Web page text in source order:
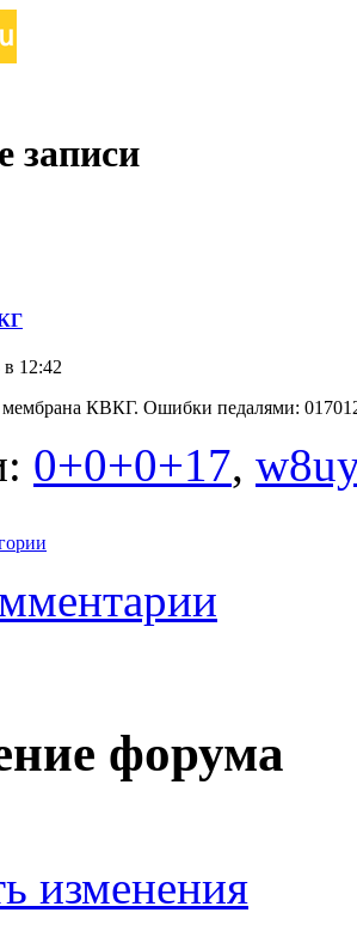
записи
в 12:42
КВКГ. Ошибки педалями:
0+0+0+17,
форума
изменения